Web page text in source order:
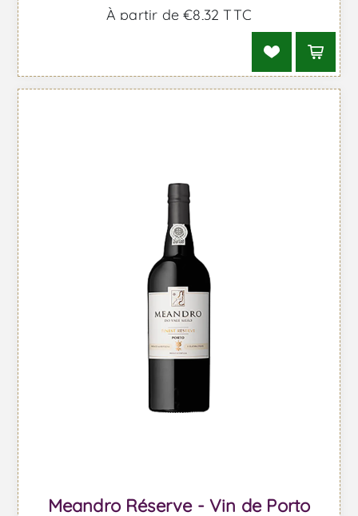
À partir de €8,32 TTC
Meandro Réserve - Vin de Porto